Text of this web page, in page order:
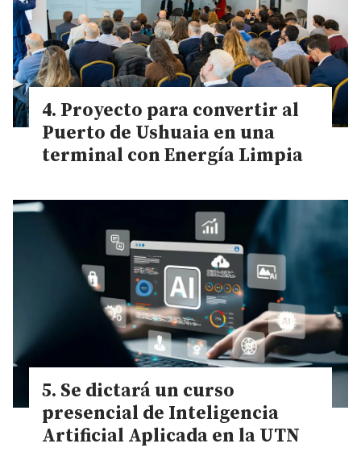
Proyecto para convertir al
Puerto de Ushuaia en una
terminal con Energía Limpia
Se dictará un curso
presencial de Inteligencia
Artificial Aplicada en la UTN